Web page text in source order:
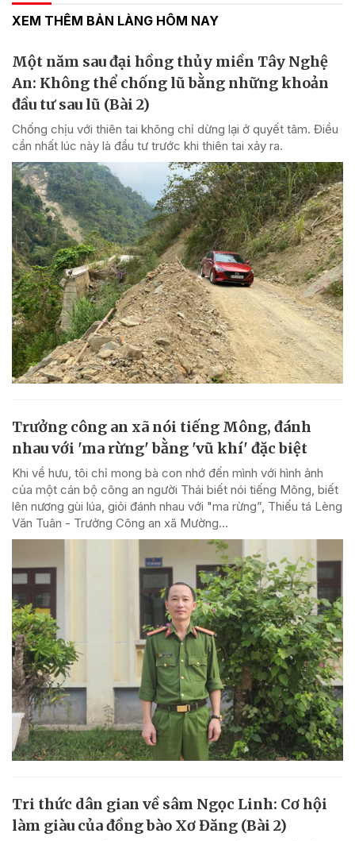
XEM THÊM BẢN LÀNG HÔM NAY
Một năm sau đại hồng thủy miền Tây Nghệ
An: Không thể chống lũ bằng những khoản
đầu tư sau lũ (Bài 2)
Chống chịu với thiên tai không chỉ dừng lại ở quyết tâm. Điều
cần nhất lúc này là đầu tư trước khi thiên tai xảy ra.
Trưởng công an xã nói tiếng Mông, đánh
nhau với 'ma rừng' bằng 'vũ khí' đặc biệt
Khi về hưu, tôi chỉ mong bà con nhớ đến mình với hình ảnh
của một cán bộ công an người Thái biết nói tiếng Mông, biết
lên nương gùi lúa, giỏi đánh nhau với "ma rừng”, Thiếu tá Lèng
Văn Tuân - Trưởng Công an xã Mường...
Tri thức dân gian về sâm Ngọc Linh: Cơ hội
làm giàu của đồng bào Xơ Đăng (Bài 2)